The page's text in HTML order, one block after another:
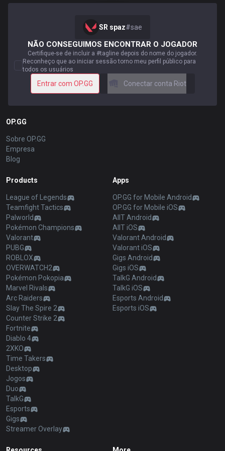
SR spaz#sae
NÃO CONSEGUIMOS ENCONTRAR O JOGADOR
Certifique-se de incluir a #tagline depois do nome do jogador.
Reconheço que ao iniciar sessão torno meu perfil público para
todos os usuários
Entrar com OP.GG Conectar conta Riot
OP.GG
Sobre OP.GG
Empresa
Blog
Products
League of Legends
Teamfight Tactics
Palworld
Pokémon Champions
Valorant
PUBG
ROBLOX
OVERWATCH2
Pokémon Pokopia
Marvel Rivals
Arc Raiders
Slay The Spire 2
Counter Strike 2
Fortnite
Diablo 4
2XKO
Time Takers
Desktop
Jogos
Duo
TalkG
Esports
Gigs
Streamer Overlay
Apps
OP.GG for Mobile Android
OP.GG for Mobile iOS
AllT Android
AllT iOS
Valorant Android
Valorant iOS
Gigs Android
Gigs iOS
TalkG Android
TalkG iOS
Esports Android
Esports iOS